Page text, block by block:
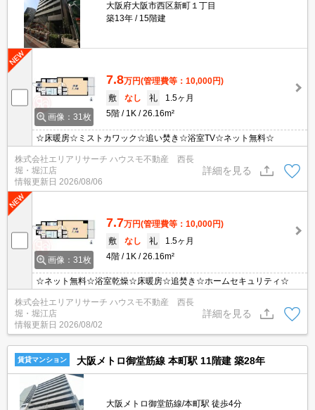
大阪府大阪市西区新町１丁目
築13年
15階建
画像：31枚
7.8万円(管理費等：10,000円)
敷
なし 礼
1.5ヶ月
5階
1K 26.16m²
☆床暖房☆ミストカワック☆追い焚き☆浴室TV☆ネット無料☆
株式会社エリアリサーチ ハウスモ不動産 西長
堀・堀江店
情報更新日 2026/08/06
詳細を見る
画像：31枚
7.7万円(管理費等：10,000円)
敷
なし 礼
1.5ヶ月
4階
1K 26.16m²
☆ネット無料☆浴室乾燥☆床暖房☆追焚き☆ホームセキュリティ☆
株式会社エリアリサーチ ハウスモ不動産 西長
堀・堀江店
情報更新日 2026/08/02
詳細を見る
賃貸マンション 大阪メトロ御堂筋線 本町駅 11階建 築28年
大阪メトロ御堂筋線/本町駅 徒歩4分